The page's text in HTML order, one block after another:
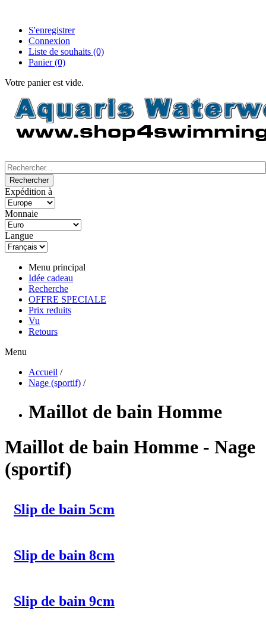
S'enregistrer
Connexion
Liste de souhaits (0)
Panier (0)
Votre panier est vide.
Expédition à
Monnaie
Langue
Menu principal
Idée cadeau
Recherche
OFFRE SPECIALE
Prix reduits
Vu
Retours
Menu
Accueil /
Nage (sportif) /
Maillot de bain Homme
Maillot de bain Homme - Nage
(sportif)
Slip de bain 5cm
Slip de bain 8cm
Slip de bain 9cm